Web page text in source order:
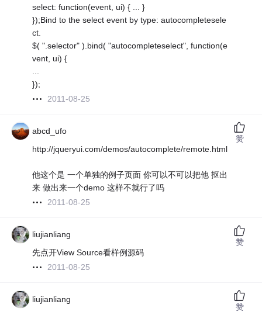
select: function(event, ui) { ... }
});Bind to the select event by type: autocompletesele
ct.
$( ".selector" ).bind( "autocompleteselect", function(e
vent, ui) {
...
});
2011-08-25
abcd_ufo
http://jqueryui.com/demos/autocomplete/remote.html
他这个是 一个单独的例子页面 你可以不可以把他 抠出
来 做出来一个demo 这样不就行了吗
2011-08-25
赞
liujianliang
先点开View Source看样例源码
2011-08-25
赞
liujianliang
赞